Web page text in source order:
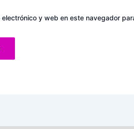
electrónico y web en este navegador